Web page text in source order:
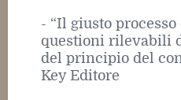
- “Il giusto
questioni rilevabili
del principio del
Key Editore